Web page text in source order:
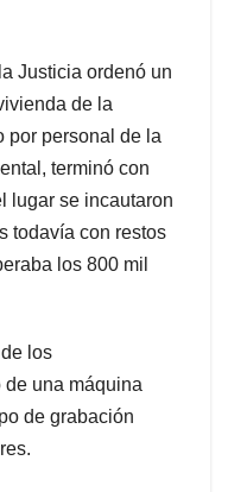
Justicia ordenó un
de la
por personal de la
terminó con
lugar se incautaron
todavía con restos
los 800 mil
los
una máquina
de grabación